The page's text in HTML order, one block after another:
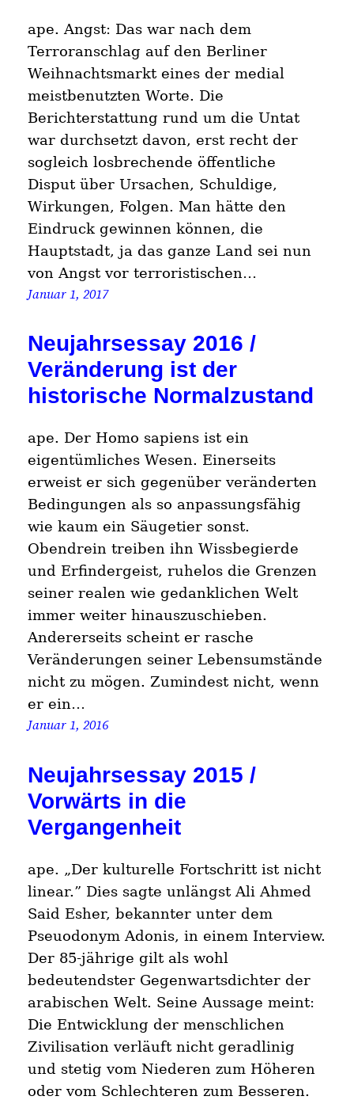
ape. Angst: Das war nach dem
Terroranschlag auf den Berliner
Weihnachtsmarkt eines der medial
meistbenutzten Worte. Die
Berichterstattung rund um die Untat
war durchsetzt davon, erst recht der
sogleich losbrechende öffentliche
Disput über Ursachen, Schuldige,
Wirkungen, Folgen. Man hätte den
Eindruck gewinnen können, die
Hauptstadt, ja das ganze Land sei nun
von Angst vor terroristischen…
Januar 1, 2017
Neujahrsessay 2016 /
Veränderung ist der
historische Normalzustand
ape. Der Homo sapiens ist ein
eigentümliches Wesen. Einerseits
erweist er sich gegenüber veränderten
Bedingungen als so anpassungsfähig
wie kaum ein Säugetier sonst.
Obendrein treiben ihn Wissbegierde
und Erfindergeist, ruhelos die Grenzen
seiner realen wie gedanklichen Welt
immer weiter hinauszuschieben.
Andererseits scheint er rasche
Veränderungen seiner Lebensumstände
nicht zu mögen. Zumindest nicht, wenn
er ein…
Januar 1, 2016
Neujahrsessay 2015 /
Vorwärts in die
Vergangenheit
ape. „Der kulturelle Fortschritt ist nicht
linear.” Dies sagte unlängst Ali Ahmed
Said Esher, bekannter unter dem
Pseuodonym Adonis, in einem Interview.
Der 85-jährige gilt als wohl
bedeutendster Gegenwartsdichter der
arabischen Welt. Seine Aussage meint:
Die Entwicklung der menschlichen
Zivilisation verläuft nicht geradlinig
und stetig vom Niederen zum Höheren
oder vom Schlechteren zum Besseren.